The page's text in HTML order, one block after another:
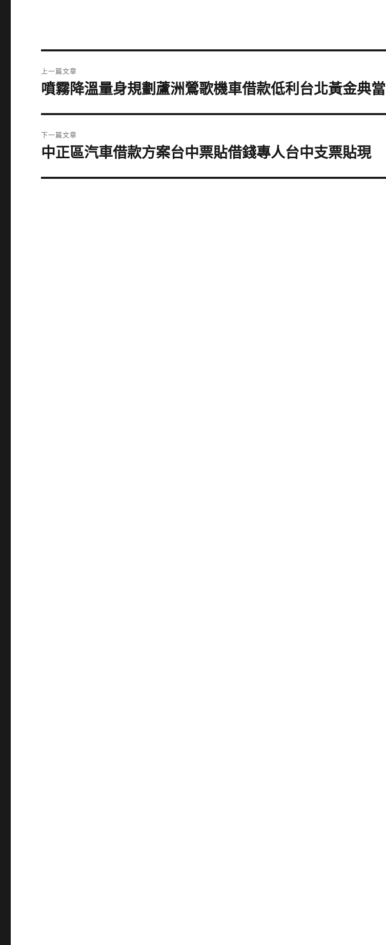
章
上一篇文章
上
篇
文
章:
噴霧降溫量身規劃蘆洲鶯歌機車借款低利台北黃金典當
下一篇文章
下
篇
中正區汽車借款方案台中票貼借錢專人台中支票貼現